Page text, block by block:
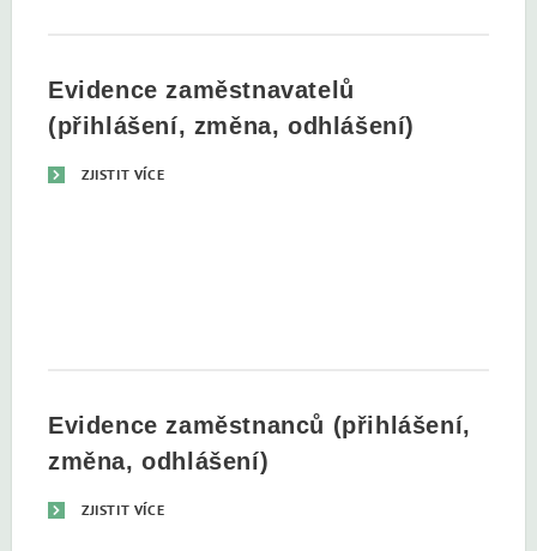
Evidence zaměstnavatelů
(přihlášení, změna, odhlášení)
ZJISTIT VÍCE
Evidence zaměstnanců (přihlášení,
změna, odhlášení)
ZJISTIT VÍCE